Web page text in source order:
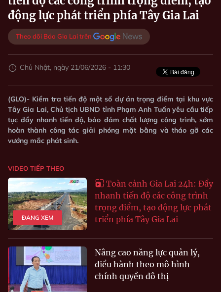
động lực phát triển phía Tây Gia Lai
Theo dõi Báo Gia Lai trên
Chủ Nhật, ngày 21/06/2026 - 11:30
(GLO)- Kiểm tra tiến độ một số dự án trọng điểm tại khu vực
Tây Gia Lai, Chủ tịch UBND tỉnh Phạm Anh Tuấn yêu cầu tiếp
tục đẩy nhanh tiến độ, bảo đảm chất lượng công trình, sớm
hoàn thành công tác giải phóng mặt bằng và tháo gỡ các
vướng mắc phát sinh.
VIDEO TIẾP THEO
ĐANG XEM
Toàn cảnh Gia Lai 24h: Đẩy
nhanh tiến độ các công trình
trọng điểm, tạo động lực phát
triển phía Tây Gia Lai
Nâng cao năng lực quản lý,
điều hành theo mô hình
chính quyền đô thị